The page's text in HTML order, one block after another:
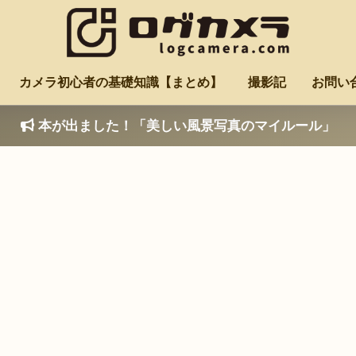
カメラ初心者の基礎知識【まとめ】 撮影記 お問い
本が出ました！「美しい風景写真のマイルール」